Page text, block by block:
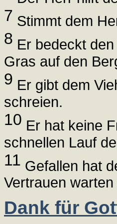
7 Stimmt dem
8 Er bedeckt
Gras auf den
9 Er gibt dem
schreien.
10 Er hat keine
schnellen Lauf
11 Gefallen hat
Vertrauen
Dank für